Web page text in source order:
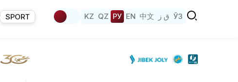
SPORT KZ QZ РУ EN 中文 ق ز ЎЗ